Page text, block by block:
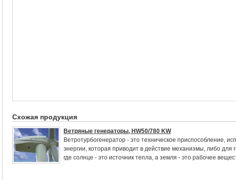
Схожая продукция
Ветряные генераторы, HW50/780 KW
Ветротурбогенератор - это техническое приспособление,
энергии, которая приводит в действие механизмы, либо для
где солнце - это источник тепла, а земля - это рабочее